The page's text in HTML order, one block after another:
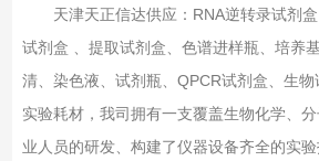
天津天正信达供应：RNA逆转录试剂盒
试剂盒 、提取试剂盒、色谱进样瓶、培养
清、染色液、试剂瓶、QPCR试剂盒、生物
实验耗材，我司拥有一支覆盖生物化学、
业人员的研发、构建了仪器设备齐全的实